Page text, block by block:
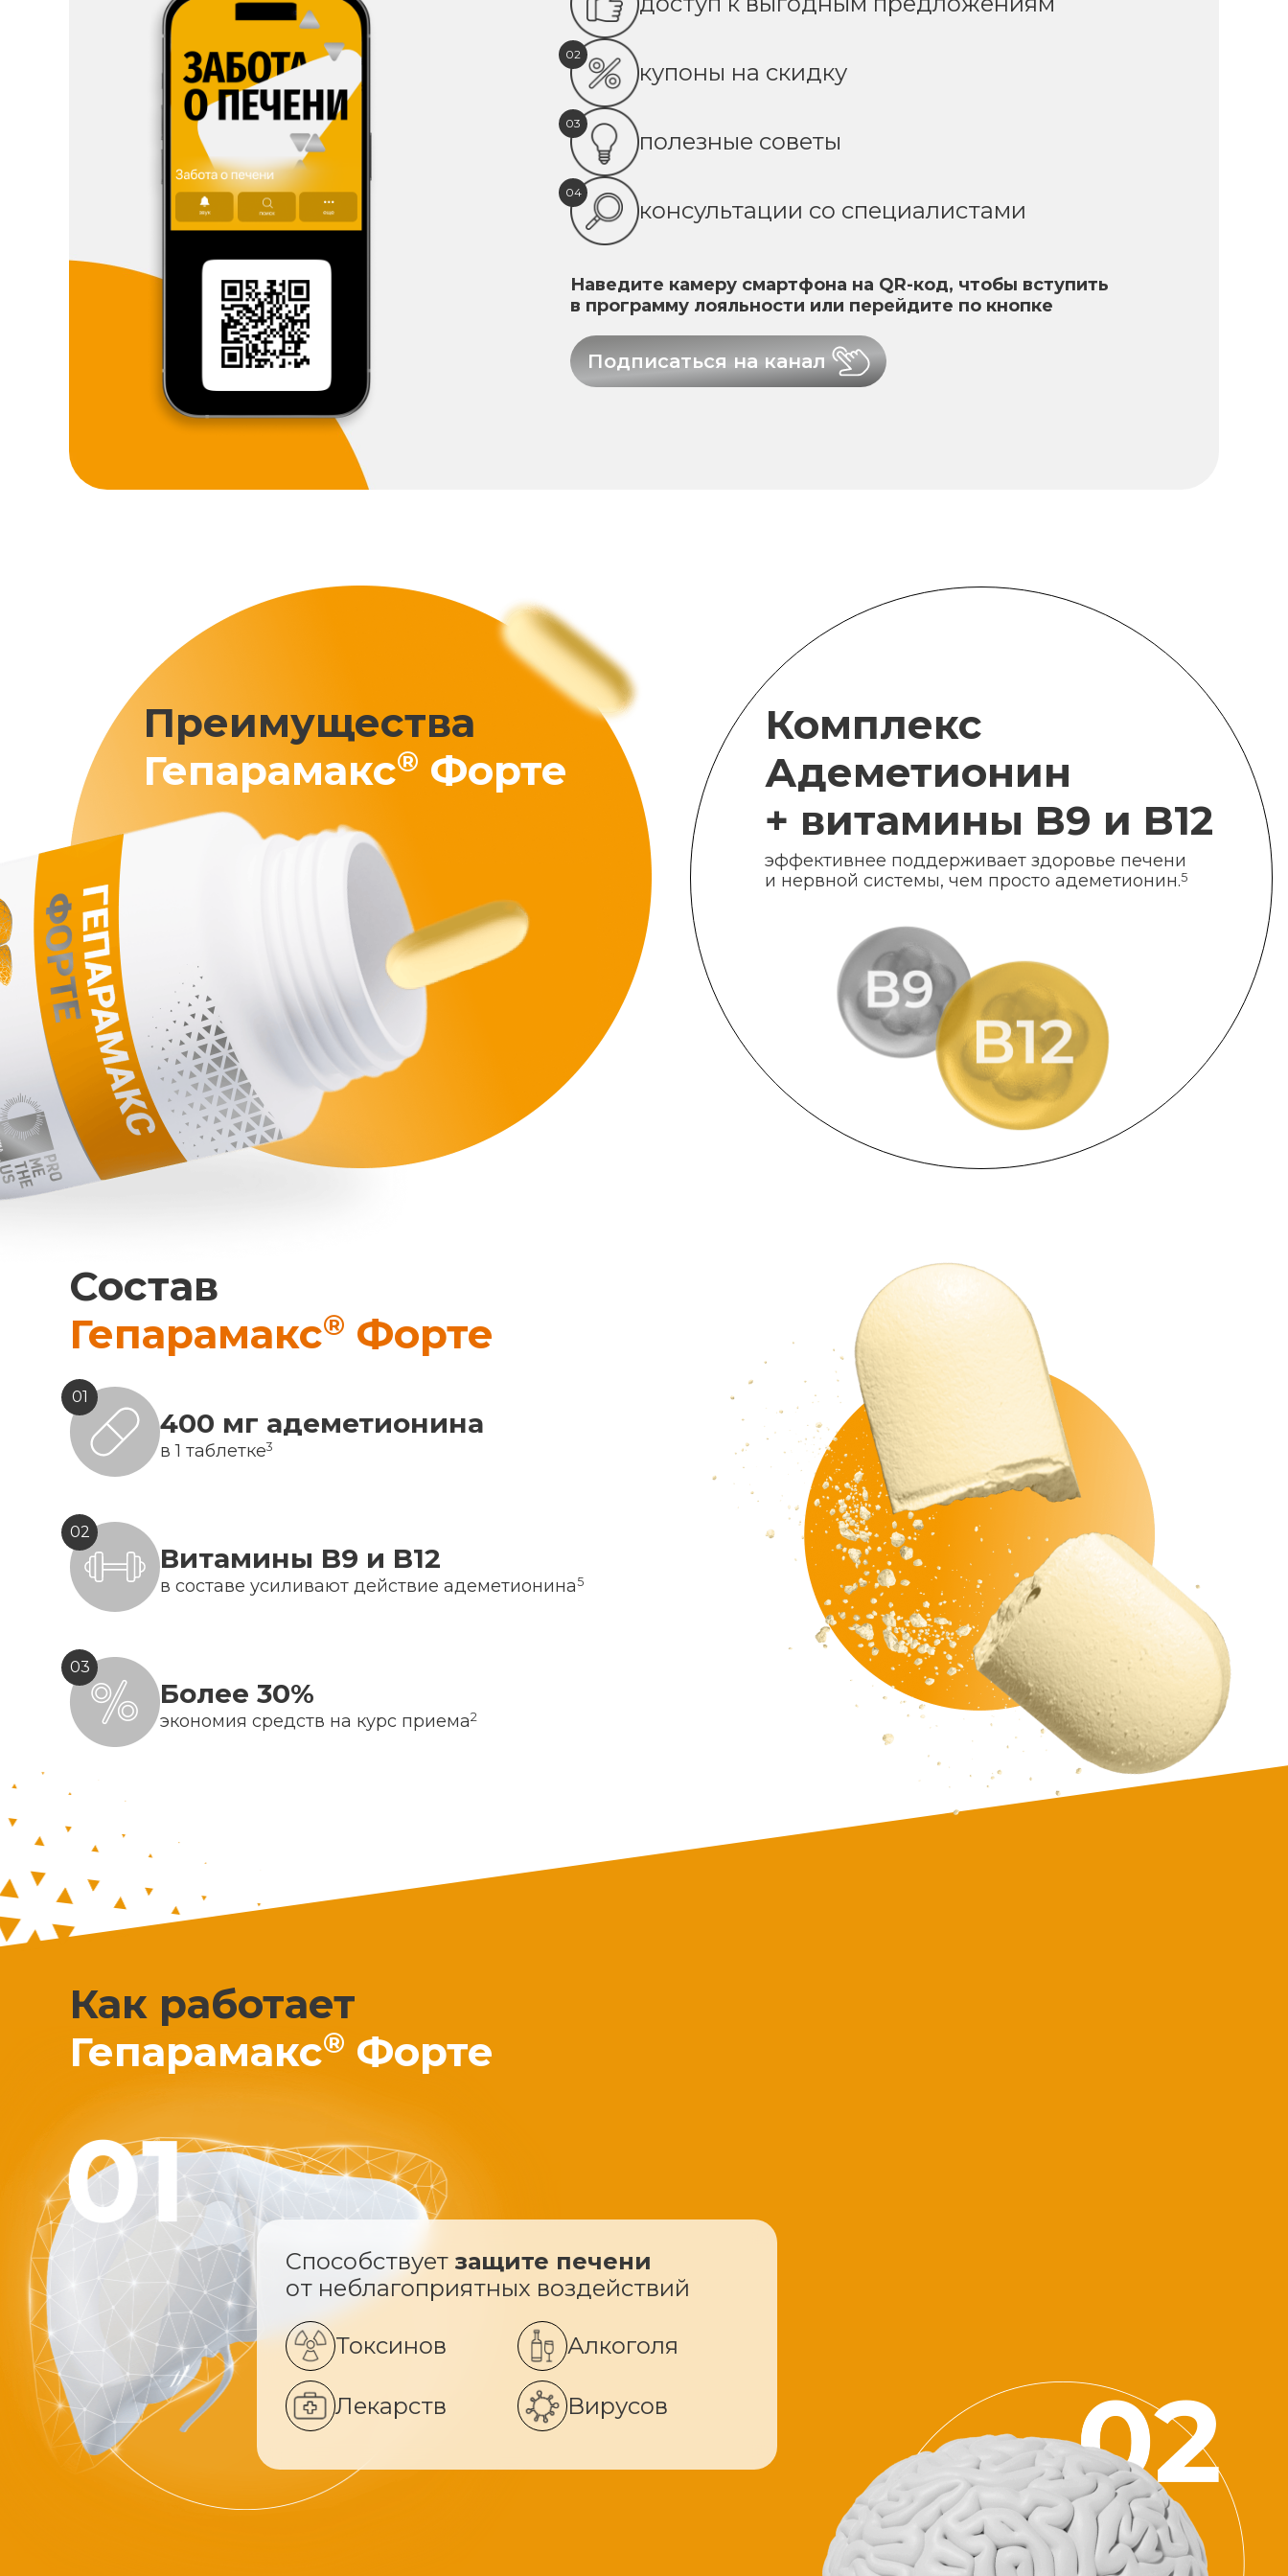
02
купоны на скидку
03
полезные советы
04
консультации со специалистами
Наведите камеру смартфона на QR-код, чтобы вступить
в программу лояльности или перейдите по кнопке
Подписаться на канал
Преимущества
Гепарамакс® Форте
Комплекс
Адеметионин
+ витамины B9 и B12
эффективнее поддерживает здоровье печени
и нервной системы, чем просто адеметионин.5
Состав
Гепарамакс® Форте
01
400 мг адеметионина
в 1 таблетке3
02
Витамины B9 и B12
в составе усиливают действие адеметионина5
03
Более 30%
экономия средств на курс приема2
Как работает
Гепарамакс® Форте
Способствует защите печени
от неблагоприятных воздействий
Токсинов Алкоголя
Лекарств Вирусов